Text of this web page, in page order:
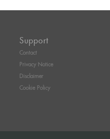
Support
Contact
Privacy Notice
Disclaimer
Cookie Policy